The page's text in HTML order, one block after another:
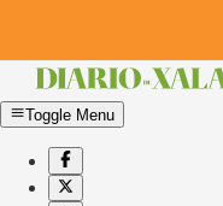
Toggle Menu